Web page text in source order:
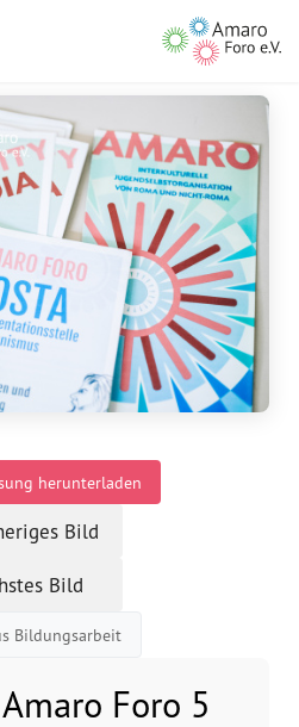
herunterladen
Bild
Bild
Bildungsarbeit
Foro 5